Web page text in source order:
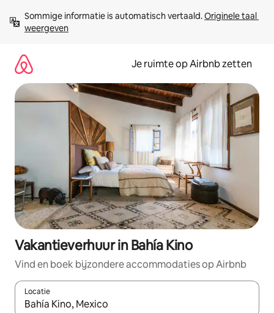
direct
naar
Sommige informatie is automatisch vertaald. Originele taal
weergeven
Je ruimte op Airbnb zetten
Vakantieverhuur in Bahía Kino
Vind en boek bijzondere accommodaties op Airbnb
Locatie
Wanneer er suggesties beschikbaar zijn, maak je een keuze